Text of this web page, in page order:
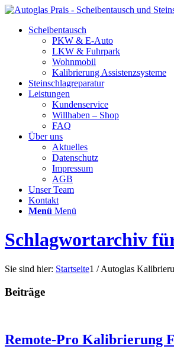
Scheibentausch
PKW & E-Auto
LKW & Fuhrpark
Wohnmobil
Kalibrierung Assistenzsysteme
Steinschlagreparatur
Leistungen
Kundenservice
Willhaben – Shop
FAQ
Über uns
Aktuelles
Datenschutz
Impressum
AGB
Unser Team
Kontakt
Menü Menü
Schlagwortarchiv
Sie sind hier: Startseite1 / Autoglas
Beiträge
Remote-Pro Kalibrierung